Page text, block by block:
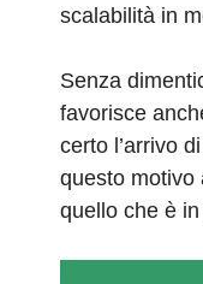
o
scalabilità in
Senza
favorisce
certo l’arrivo di
questo motivo
quello che è